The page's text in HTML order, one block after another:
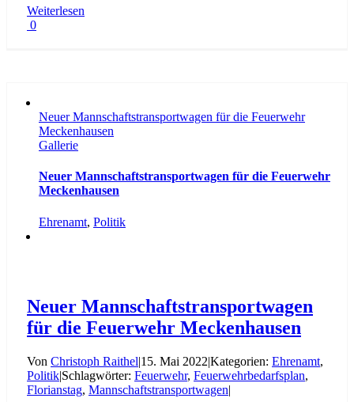
Weiterlesen
0
Neuer Mannschaftstransportwagen für die Feuerwehr
Meckenhausen
Gallerie
Neuer Mannschaftstransportwagen für die Feuerwehr
Meckenhausen
Ehrenamt, Politik
Neuer Mannschaftstransportwagen
für die Feuerwehr Meckenhausen
Von Christoph Raithel|15. Mai 2022|Kategorien: Ehrenamt,
Politik|Schlagwörter: Feuerwehr, Feuerwehrbedarfsplan,
Florianstag, Mannschaftstransportwagen|